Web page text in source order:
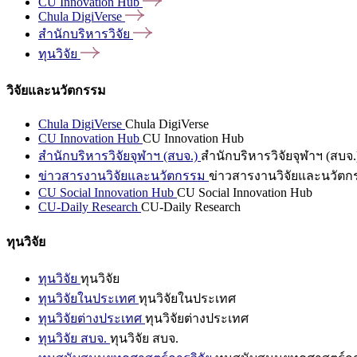
Chula DigiVerse
สำนักบริหารวิจัย
ทุนวิจัย
วิจัยและนวัตกรรม
Chula DigiVerse Chula DigiVerse
CU Innovation Hub CU Innovation Hub
สำนักบริหารวิจัยจุฬาฯ (สบจ.) สำนักบริหารวิจัยจุฬาฯ (สบจ
ข่าวสารงานวิจัยและนวัตกรรม ข่าวสารงานวิจัยและนวัตก
CU Social Innovation Hub CU Social Innovation Hub
CU-Daily Research CU-Daily Research
ทุนวิจัย
ทุนวิจัย ทุนวิจัย
ทุนวิจัยในประเทศ ทุนวิจัยในประเทศ
ทุนวิจัยต่างประเทศ ทุนวิจัยต่างประเทศ
ทุนวิจัย สบจ. ทุนวิจัย สบจ.